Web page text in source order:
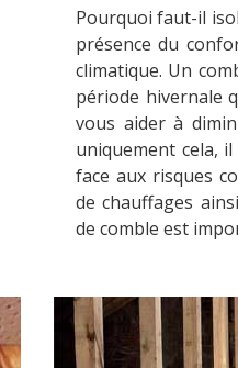
Pourquoi faut-il
présence du
climatique. Un
période hivernale
vous aider à
uniquement cela,
face aux risques
de chauffages
de comble est